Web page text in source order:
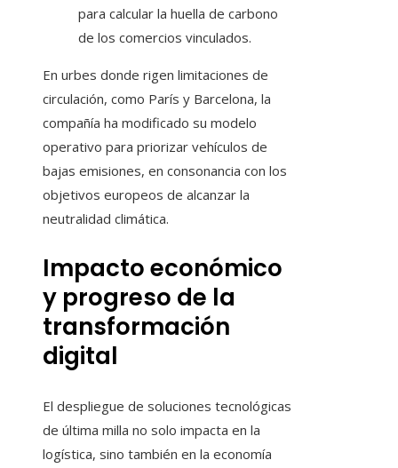
para calcular la huella de carbono
de los comercios vinculados.
En urbes donde rigen limitaciones de
circulación, como París y Barcelona, la
compañía ha modificado su modelo
operativo para priorizar vehículos de
bajas emisiones, en consonancia con los
objetivos europeos de alcanzar la
neutralidad climática.
Impacto económico
y progreso de la
transformación
digital
El despliegue de soluciones tecnológicas
de última milla no solo impacta en la
logística, sino también en la economía